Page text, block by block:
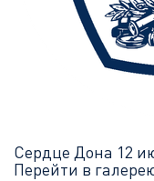
Сердце Дона 12
Перейти в